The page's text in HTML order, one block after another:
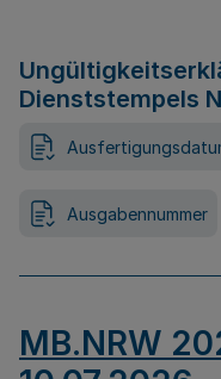
Dienststempels
Ausgabennummer
MB.NRW